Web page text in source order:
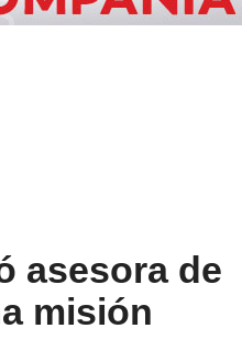
asesora de
misión